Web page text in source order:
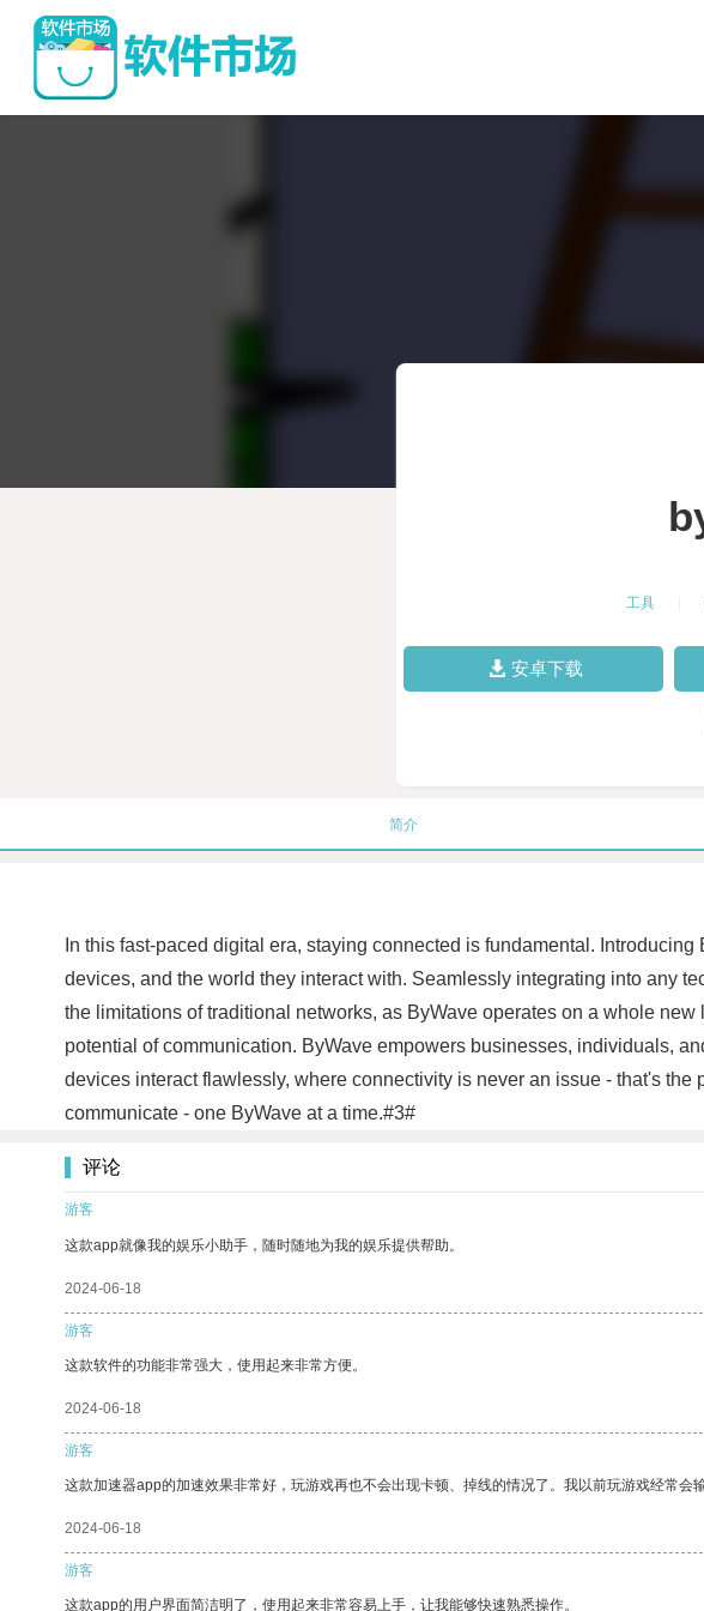
工具
安卓下载
简介
In this fast-paced digital era, staying connected is fundamental.
devices, and the world they interact with. Seamlessly integrating into any
the limitations of traditional networks, as ByWave operates on a whole
potential of communication. ByWave empowers businesses, individuals,
devices interact flawlessly, where connectivity is never an issue - that's
communicate - one ByWave at a time.#3#
评论
游客
这款app就像我的娱乐小助手，随时随地为我的娱乐提供帮助。
2024-06-18
游客
这款软件的功能非常强大，使用起来非常方便。
2024-06-18
游客
这款加速器app的加速效果非常好，玩游戏再也不会出现卡顿、掉线的情况了。我以前玩游戏经常会
2024-06-18
游客
这款app的用户界面简洁明了，使用起来非常容易上手，让我能够快速熟悉操作。